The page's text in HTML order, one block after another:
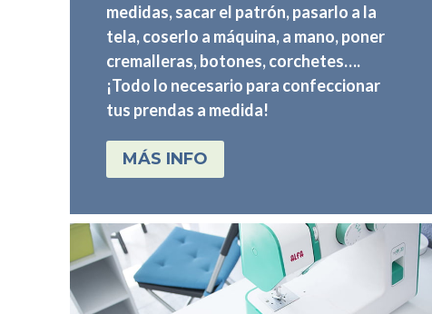
medidas, sacar el patrón, pasarlo a la
tela, coserlo a máquina, a mano, poner
cremalleras, botones, corchetes….
¡Todo lo necesario para confeccionar
tus prendas a medida!
MÁS INFO